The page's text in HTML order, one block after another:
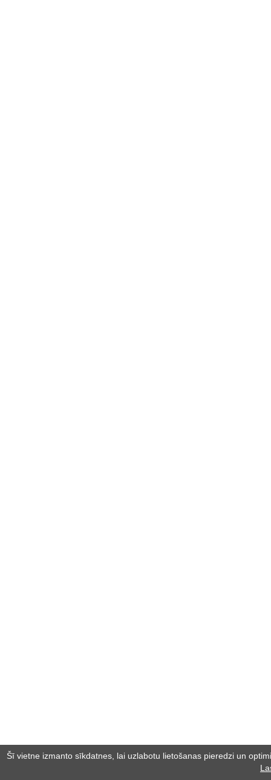
Šī vietne izmanto sīkdatnes, lai uzlabotu lietošanas pieredzi un